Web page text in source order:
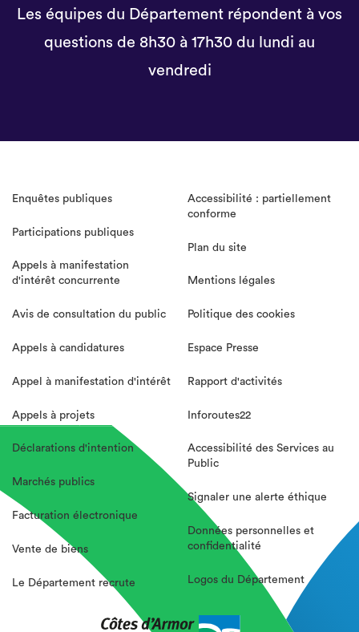
Les équipes du Département répondent à vos
questions de 8h30 à 17h30 du lundi au
vendredi
Enquêtes publiques
Participations publiques
Appels à manifestation
d'intérêt concurrente
Avis de consultation du public
Appels à candidatures
Appel à manifestation d'intérêt
Appels à projets
Déclarations d'intention
Marchés publics
Facturation électronique
Vente de biens
Le Département recrute
Accessibilité : partiellement
conforme
Plan du site
Mentions légales
Politique des cookies
Espace Presse
Rapport d'activités
Inforoutes22
Accessibilité des Services au
Public
Signaler une alerte éthique
Données personnelles et
confidentialité
Logos du Département